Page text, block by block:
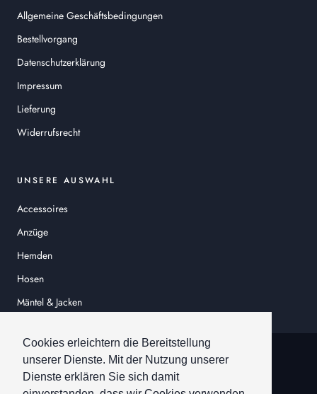
Cookies erleichtern die Bereitstellung
unserer Dienste. Mit der Nutzung unserer
Dienste erklären Sie sich damit
Allgemeine Geschäftsbedingungen
Bestellvorgang
Datenschutzerklärung
Impressum
Lieferung
Widerrufsrecht
UNSERE AUSWAHL
Accessoires
Anzüge
Hemden
Hosen
Mäntel & Jacken
© HEINER SCHNEIDER